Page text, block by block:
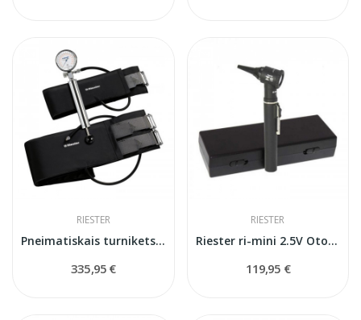
RIESTER
Pneimatiskais turnikets RIESTER
335,95 €
RIESTER
Riester ri-mini 2.5V Otoskops
119,95 €